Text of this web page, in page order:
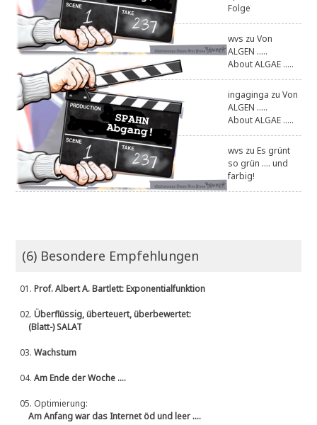
Folge
wvs zuVon
ALGEN .....
About ALGAE .....
ingaginga zuVon
ALGEN .....
About ALGAE .....
wvs zuEs grünt
so grün .... und
farbig!
(6) Besondere Empfehlungen
01.Prof. Albert A. Bartlett: Exponentialfunktion
02.Überflüssig, überteuert, überbewertet:
(Blatt-) SALAT
03.Wachstum
04.Am Ende der Woche ....
05. Optimierung:
Am Anfang war das Internet öd und leer ....